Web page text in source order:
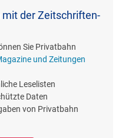
der Zeitschriften-
Sie Privatbahn
und Zeitungen
Leselisten
Daten
von Privatbahn